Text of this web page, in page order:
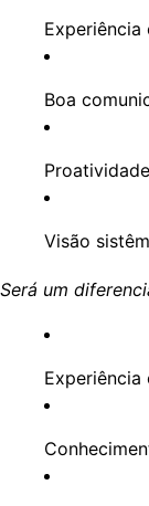
Experiência
Boa
Visão
Será um
Experiência